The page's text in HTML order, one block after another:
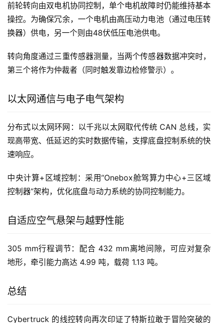
前轮转向由双电机协同控制，单个电机故障时仍能维持基本
操控。为确保冗余，一个电机由高压动力电池（通过电压转
换器）供电，另一个则由48伏低压电池供电。
转向角度通过三重传感器测量，当两个传感器数据冲突时，
第三个将作为仲裁者（同时触发靠边检修警示）。
以太网通信与电子电气架构
分布式以太网环网：以千兆以太网取代传统 CAN 总线，实
现高带宽、低延迟的实时数据传输，支撑底盘控制系统的快
速响应。
中央计算+区域控制：采用“Onebox舱驾算力中心+三区域
控制器”架构，优化底盘与动力系统的协同控制能力。
自适应空气悬架与越野性能
305 mm行程调节：配合 432 mm离地间隙，可应对复杂
地形，牵引能力高达 4.99 吨，载荷 1.13 吨。
总结
Cybertruck 的线控转向再次印证了特斯拉敢于冒险突破的